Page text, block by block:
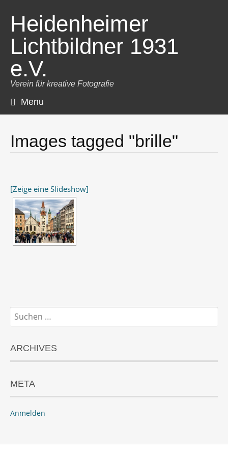
Heidenheimer
Lichtbildner 1931
e.V.
Verein für kreative Fotografie
Menu
Images tagged "brille"
[Zeige eine Slideshow]
Suchen
nach:
ARCHIVES
META
Anmelden